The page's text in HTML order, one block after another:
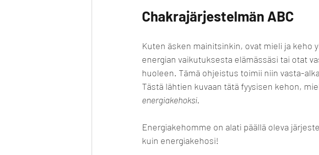
Chakrajärjestelmän ABC
Kuten äsken mainitsinkin, ovat mieli ja keho
energian vaikutuksesta elämässäsi tai otat
huoleen. Tämä ohjeistus toimii niin vasta-
Tästä lähtien kuvaan tätä fyysisen kehon,
energiakehoksi.
Energiakehomme on alati päällä oleva
kuin energiakehosi!